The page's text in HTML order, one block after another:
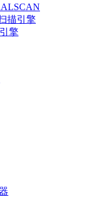
描引擎
擎